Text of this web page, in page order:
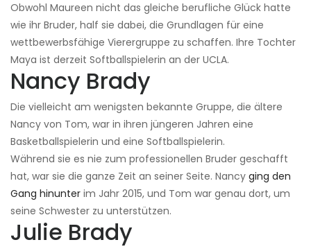
Obwohl Maureen nicht das gleiche berufliche Glück hatte
wie ihr Bruder, half sie dabei, die Grundlagen für eine
wettbewerbsfähige Vierergruppe zu schaffen. Ihre Tochter
Maya ist derzeit Softballspielerin an der UCLA.
Nancy Brady
Die vielleicht am wenigsten bekannte Gruppe, die ältere
Nancy von Tom, war in ihren jüngeren Jahren eine
Basketballspielerin und eine Softballspielerin.
Während sie es nie zum professionellen Bruder geschafft
hat, war sie die ganze Zeit an seiner Seite. Nancy ging den
Gang hinunter im Jahr 2015, und Tom war genau dort, um
seine Schwester zu unterstützen.
Julie Brady